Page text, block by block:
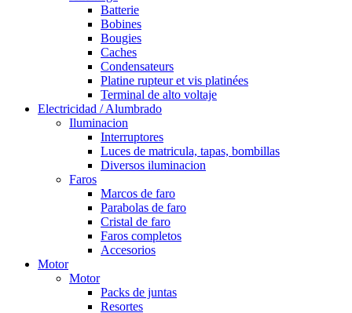
Batterie
Bobines
Bougies
Caches
Condensateurs
Platine rupteur et vis platinées
Terminal de alto voltaje
Electricidad / Alumbrado
Iluminacion
Interruptores
Luces de matricula, tapas, bombillas
Diversos iluminacion
Faros
Marcos de faro
Parabolas de faro
Cristal de faro
Faros completos
Accesorios
Motor
Motor
Packs de juntas
Resortes